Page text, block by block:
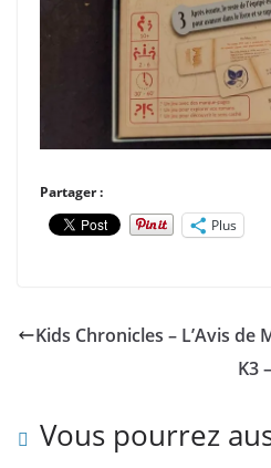
Partager :
Plus
Kids Chronicles – L’Avis de
K3
Vous pourrez